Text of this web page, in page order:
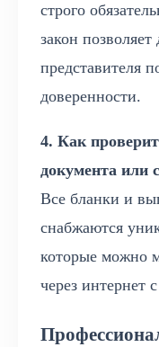
строго
закон позволяет
представителя
доверенности.
4. Как
документа или
Все бланки и
снабжаются
которые можно
через интернет